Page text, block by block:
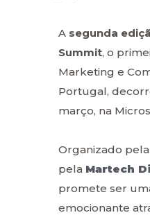
A segunda
Summit, o
Marketing e
Portugal,
março, na
Organizado pela
pela Martech
promete ser
emocionante